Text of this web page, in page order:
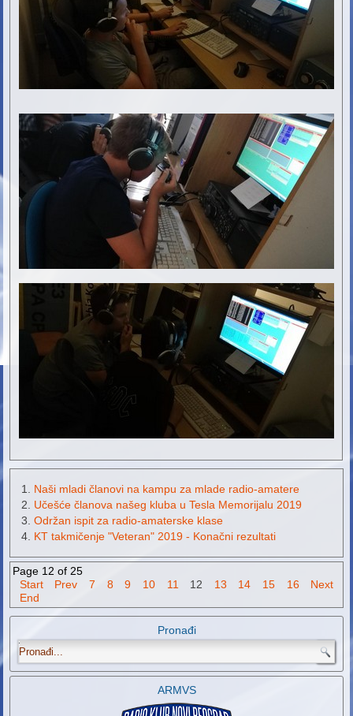
Naši mladi članovi na kampu za mlade radio-amatere
Učešće članova našeg kluba u Tesla Memorijalu 2019
Održan ispit za radio-amaterske klase
KT takmičenje "Veteran" 2019 - Konačni rezultati
Page 12 of 25
Start
Prev 7 8 9 10 11 12 13 14 15 16
Next
End
Pronađi
.
ARMVS